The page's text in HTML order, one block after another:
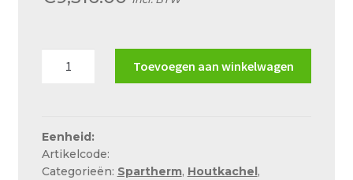
Actueel
Retouren – Geschillen – Garantie
Toevoegen aan winkelwagen
Eenheid:
Artikelcode:
Categorieën: Spartherm, Houtkachel,